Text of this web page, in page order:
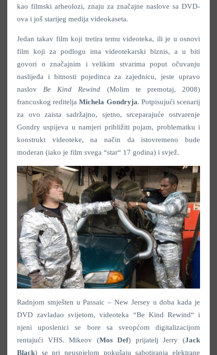
kao filmski arheolozi, znaju za značajne naslove sa DVD-
ova i još starijeg medija videokaseta.
Jedan takav film koji tretira temu videoteka, ili je u osnovi
film koji za podlogu ima videotekarski biznis, a u biti
govori o značajnim i velikim stvarima poput očuvanju
naslijeđa i bitnosti pojedinca za zajednicu, jeste upravo
naslov Be Kind Rewind (Molim te premotaj, 2008)
francuskog rediteljaMichela Gondryja. Potpisujući scenarij
za ovo zaista sadržajno, sjetno, srceparajuće ostvarenje
Gondry uspijeva u namjeri približiti pojam, problematku i
konstrukt videoteke, na način da istovremeno bude
moderan (iako je film svega “star“ 17 godina) i svjež.
Radnjom smješten u Passaic – New Jersey u doba kada je
DVD zavladao svijetom, videoteka “Be Kind Rewind“ i
njeni uposlenici se bore sa sveopćom digitalizacijom
rentajući VHS. Mikeov (Mos Def) prijatelj Jerry (Jack
Black) se pri neuspjelom pokušaju sabotiranja elektrane